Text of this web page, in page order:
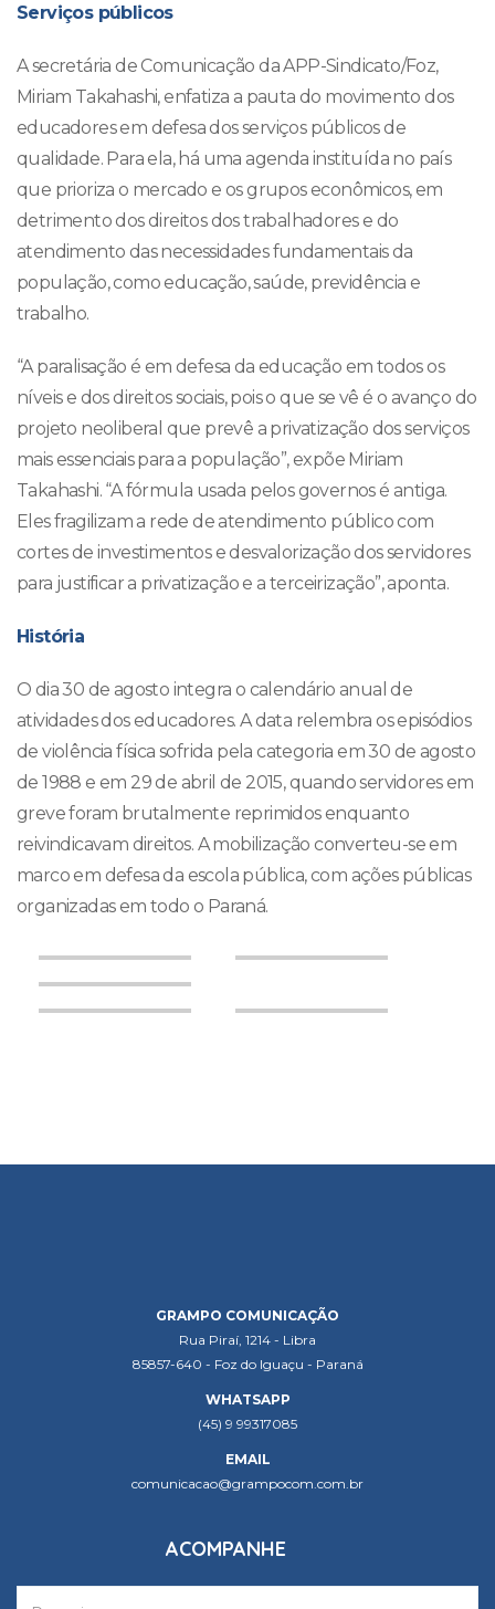
Serviços públicos
A secretária de Comunicação da APP-Sindicato/Foz,
Miriam Takahashi, enfatiza a pauta do movimento dos
educadores em defesa dos serviços públicos de
qualidade. Para ela, há uma agenda instituída no país
que prioriza o mercado e os grupos econômicos, em
detrimento dos direitos dos trabalhadores e do
atendimento das necessidades fundamentais da
população, como educação, saúde, previdência e
trabalho.
“A paralisação é em defesa da educação em todos os
níveis e dos direitos sociais, pois o que se vê é o avanço do
projeto neoliberal que prevê a privatização dos serviços
mais essenciais para a população”, expõe Miriam
Takahashi. “A fórmula usada pelos governos é antiga.
Eles fragilizam a rede de atendimento público com
cortes de investimentos e desvalorização dos servidores
para justificar a privatização e a terceirização”, aponta.
História
O dia 30 de agosto integra o calendário anual de
atividades dos educadores. A data relembra os episódios
de violência física sofrida pela categoria em 30 de agosto
de 1988 e em 29 de abril de 2015, quando servidores em
greve foram brutalmente reprimidos enquanto
reivindicavam direitos. A mobilização converteu-se em
marco em defesa da escola pública, com ações públicas
organizadas em todo o Paraná.
GRAMPO COMUNICAÇÃO
Rua Piraí, 1214 - Libra
85857-640 - Foz do Iguaçu - Paraná
WHATSAPP
(45) 9 99317085
EMAIL
comunicacao@grampocom.com.br
ACOMPANHE